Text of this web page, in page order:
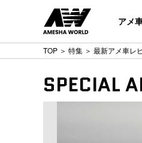
アメ
TOP ＞ 特集 ＞ 最新アメ車レ
SPECIAL